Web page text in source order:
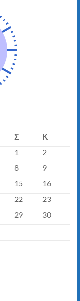
Σ
Κ
1
2
8
9
15
16
22
23
29
30